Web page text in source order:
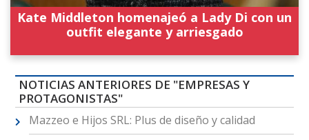
Kate Middleton homenajeó a Lady Di con un
outfit elegante y arriesgado
NOTICIAS ANTERIORES DE "EMPRESAS Y
PROTAGONISTAS"
Mazzeo e Hijos SRL: Plus de diseño y calidad